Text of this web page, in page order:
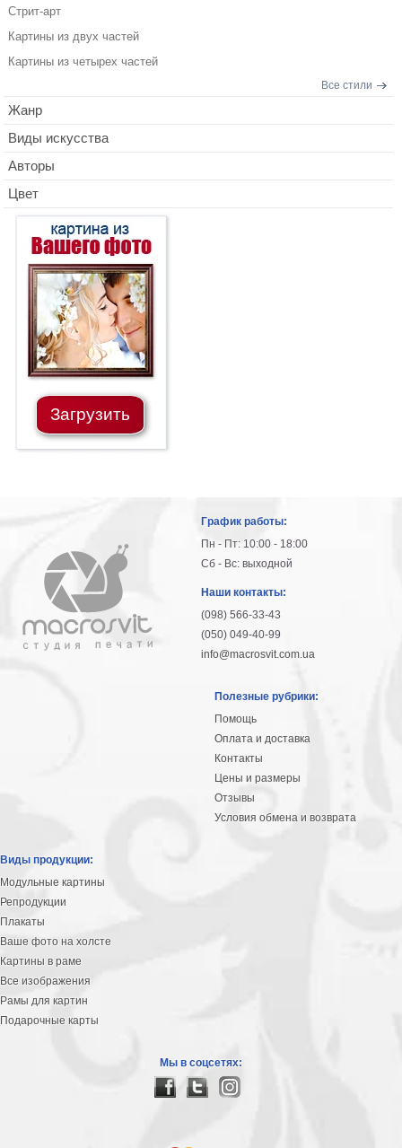
Стрит-арт
Картины из двух частей
Картины из четырех частей
Все стили
Жанр
Виды искусства
Авторы
Цвет
Загрузить
График работы:
Пн - Пт: 10:00 - 18:00
Сб - Вс: выходной
Наши контакты:
(098) 566-33-43
(050) 049-40-99
info@macrosvit.com.ua
Полезные рубрики:
Помощь
Оплата и доставка
Контакты
Цены и размеры
Отзывы
Условия обмена и возврата
Виды продукции:
Модульные картины
Репродукции
Плакаты
Ваше фото на холсте
Картины в раме
Все изображения
Рамы для картин
Подарочные карты
Мы в соцсетях: